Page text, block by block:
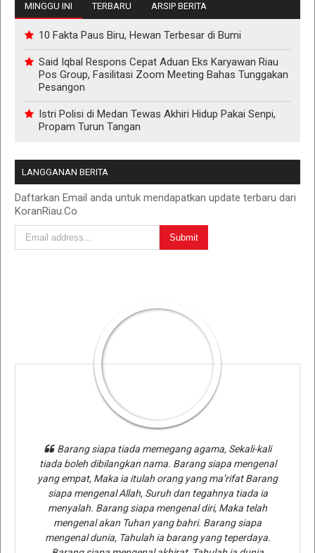
MINGGU INI TERBARU ARSIP BERITA
10 Fakta Paus Biru, Hewan Terbesar di Bumi
Said Iqbal Respons Cepat Aduan Eks Karyawan Riau
Pos Group, Fasilitasi Zoom Meeting Bahas Tunggakan
Pesangon
Istri Polisi di Medan Tewas Akhiri Hidup Pakai Senpi,
Propam Turun Tangan
LANGGANAN BERITA
Daftarkan Email anda untuk mendapatkan update terbaru dari
KoranRiau.Co
Barang siapa tiada memegang agama, Sekali-kali
tiada boleh dibilangkan nama. Barang siapa mengenal
yang empat, Maka ia itulah orang yang ma’rifat Barang
siapa mengenal Allah, Suruh dan tegahnya tiada ia
menyalah. Barang siapa mengenal diri, Maka telah
mengenal akan Tuhan yang bahri. Barang siapa
mengenal dunia, Tahulah ia barang yang teperdaya.